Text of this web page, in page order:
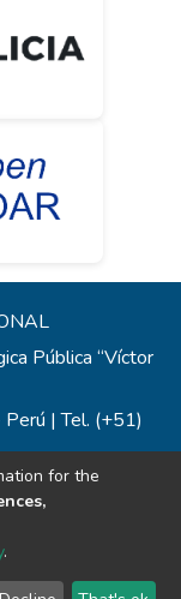
Pública “Víctor
| Tel. (+51)
están
for the
.